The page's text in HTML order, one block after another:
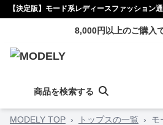
【決定版】モード系レディースファッション
8,000円以上のご購入
商品を検索する
MODELY TOP › トップスの一覧 › モ